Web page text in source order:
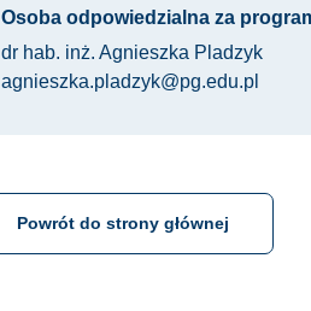
Osoba odpowiedzialna za
dr hab. inż. Agnieszka Pladzyk
agnieszka.pladzyk@pg.edu.pl
Powrót do strony głównej